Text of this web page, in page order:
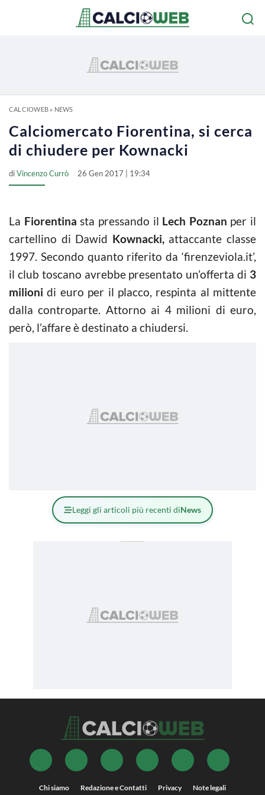
CALCIOWEB» NEWS
Calciomercato Fiorentina, si cerca
di chiudere per Kownacki
diVincenzo Currò 26 Gen 2017 | 19:34
La Fiorentina sta pressando il Lech Poznan per il
cartellino di Dawid Kownacki,attaccante classe
1997. Secondo quanto riferito da ‘firenzeviola.it’,
il club toscano avrebbe presentato un’offerta di 3
milioni di euro per il placco, respinta al mittente
dalla controparte. Attorno ai 4 milioni di euro,
però, l’affare è destinato a chiudersi.
Leggi gli articoli più recenti diNews
Chi siamo Redazione e Contatti Privacy Note legali